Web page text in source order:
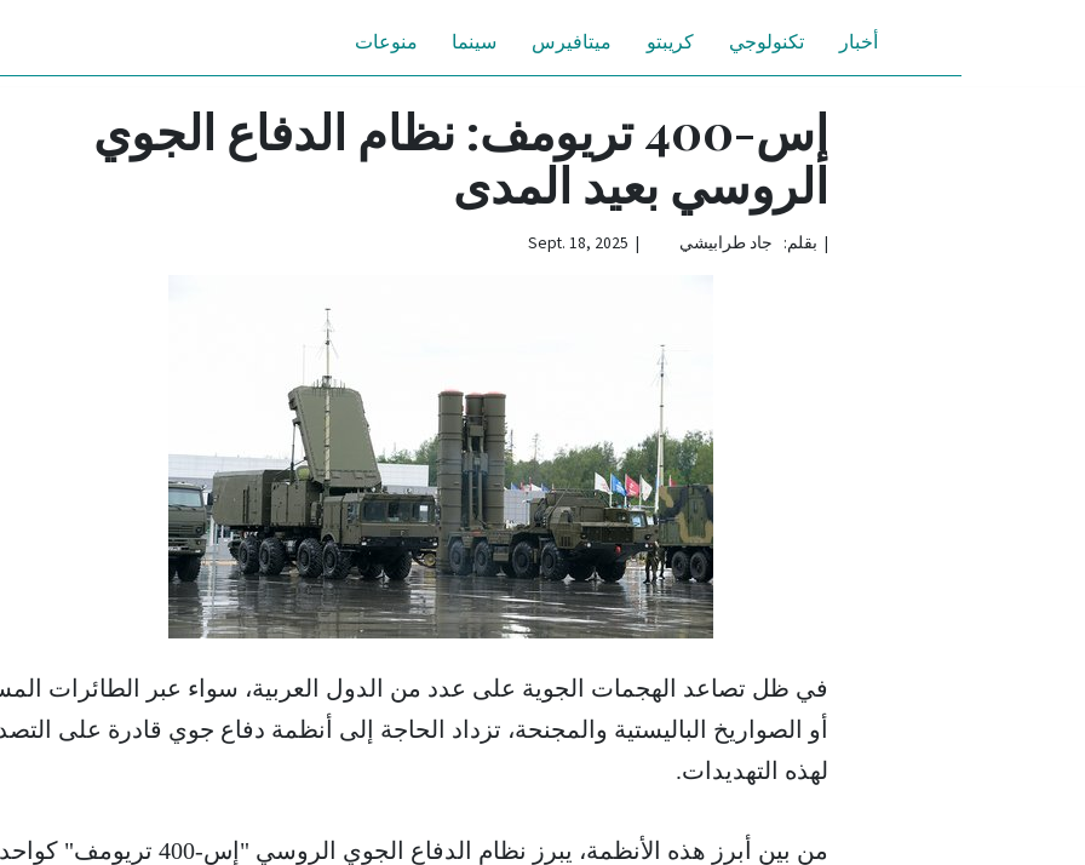
أخبار تكنولوجي كريبتو ميتافيرس سينما منوعات
إس-400 تريومف: نظام الدفاع الجوي
الروسي بعيد المدى
| بقلم: جاد طرابيشي | Sept. 18, 2025
في ظل تصاعد الهجمات الجوية على عدد من الدول العربية، سواء عبر الطائرات
أو الصواريخ الباليستية والمجنحة، تزداد الحاجة إلى أنظمة دفاع جوي قادرة على
لهذه التهديدات.
من بين أبرز هذه الأنظمة، يبرز نظام الدفاع الجوي الروسي "إس-